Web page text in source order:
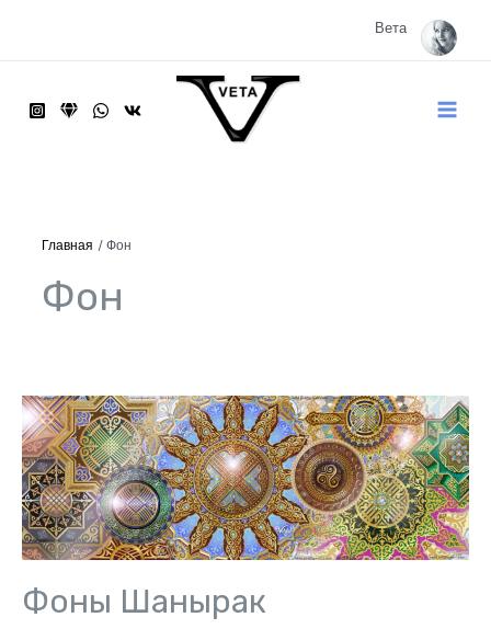
Вета
Main
Главная Фон
Фон
Фоны Шанырак